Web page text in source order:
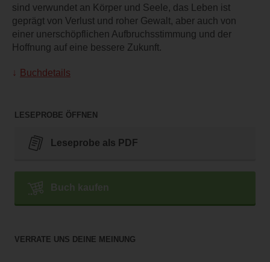
sind verwundet an Körper und Seele, das Leben ist
geprägt von Verlust und roher Gewalt, aber auch von
einer unerschöpflichen Aufbruchsstimmung und der
Hoffnung auf eine bessere Zukunft.
Buchdetails
LESEPROBE ÖFFNEN
Leseprobe als PDF
Buch kaufen
VERRATE UNS DEINE MEINUNG